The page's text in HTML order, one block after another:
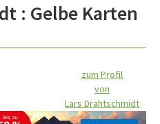
: Gelbe Karten
zum Profil
von
Lars Drahtschmidt